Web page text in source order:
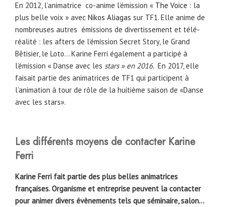
En 2012, l’animatrice co-anime l’émission « The Voice : la
plus belle voix » avec Nikos Aliagas sur TF1. Elle anime de
nombreuses autres émissions de divertissement et télé-
réalité : les afters de l’émission Secret Story, le Grand
Bêtisier, le Loto… Karine Ferri également a participé à
l’émission « Danse avec les stars » en 2016. En 2017, elle
faisait partie des animatrices de TF1 qui participent à
l’animation à tour de rôle de la huitième saison de «Danse
avec les stars».
Les différents moyens de contacter Karine
Ferri
Karine Ferri fait partie des plus belles animatrices
françaises. Organisme et entreprise peuvent la contacter
pour animer divers évènements tels que séminaire, salon…